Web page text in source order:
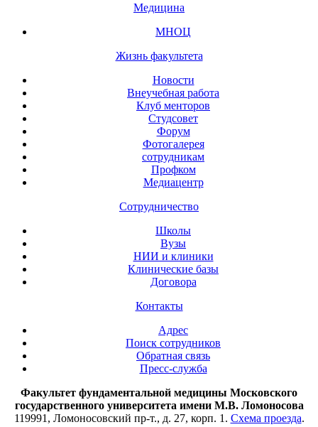
Медицина
МНОЦ
Жизнь факультета
Новости
Внеучебная работа
Клуб менторов
Студсовет
Форум
Фотогалерея
сотрудникам
Профком
Медиацентр
Сотрудничество
Школы
Вузы
НИИ и клиники
Клинические базы
Договора
Контакты
Адрес
Поиск сотрудников
Обратная связь
Пресс-служба
Факультет фундаментальной медицины Московского
государственного университета имени М.В. Ломоносова
119991, Ломоносовский пр-т., д. 27, корп. 1. Схема проезда.